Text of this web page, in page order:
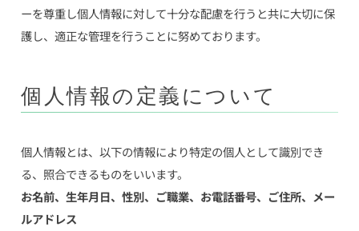
ーを尊重し個人情報に対して十分な配慮を行うと共に大切に保
護し、適正な管理を行うことに努めております。
個人情報の定義について
個人情報とは、以下の情報により特定の個人として識別でき
る、照合できるものをいいます。
お名前、生年月日、性別、ご職業、お電話番号、ご住所、メー
ルアドレス